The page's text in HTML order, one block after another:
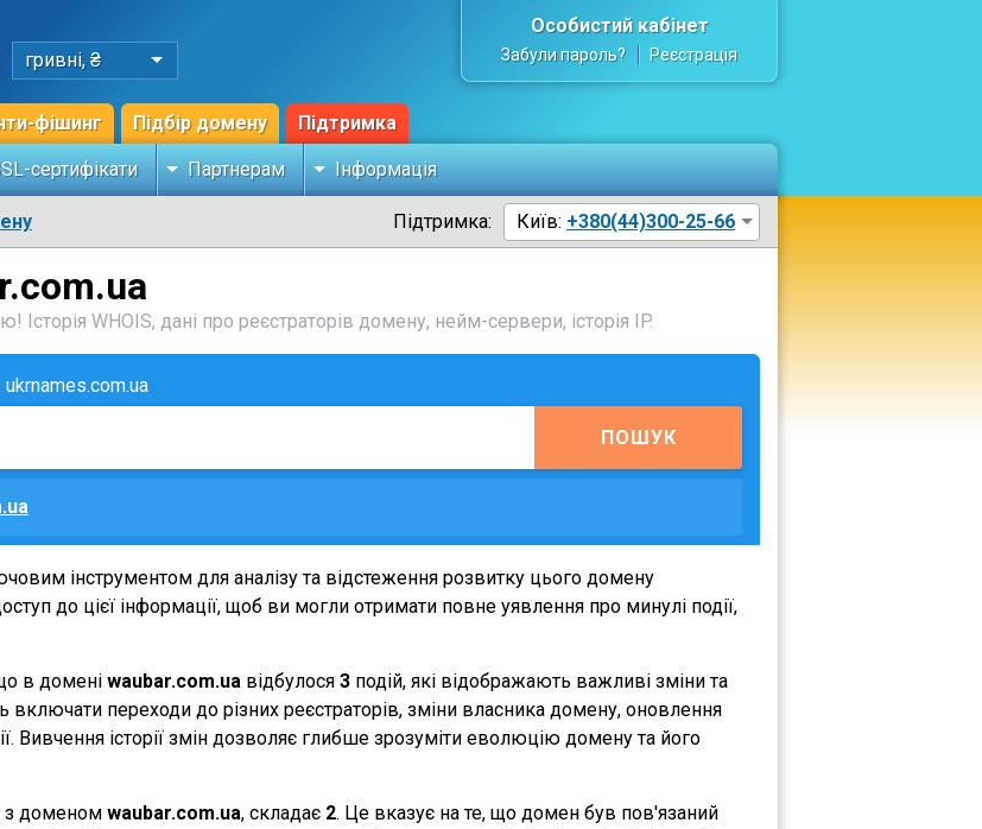
гривні, ₴
фішинг Підбір домену Підтримка
Особистий кабінет
Забули пароль? Реєстрація
сертифікати Партнерам Інформація
Підтримка: Київ: +380(44)300-25-66
Історія WHOIS, дані про реєстраторів домену, нейм-сервери, історія IP.
ПОШУК
інструментом для аналізу та відстеження розвитку цього домену
до цієї інформації, щоб ви могли отримати повне уявлення про минулі події,
в домені waubar.com.ua відбулося 3 подій, які відображають важливі зміни та
включати переходи до різних реєстраторів, зміни власника домену, оновлення
Вивчення історії змін дозволяє глибше зрозуміти еволюцію домену та його
з доменом waubar.com.ua, складає 2. Це вказує на те, що домен був пов'язаний